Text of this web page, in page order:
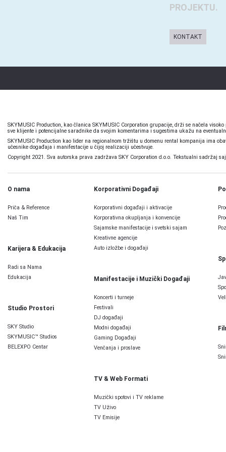
PROJEKTU.
KONTAKT
SKYMUSIC Production, kao članica SKYMUSIC Corporation grupacije, drži se načela
sve klijente i potencijalne saradnike da svojim komentarima i sugestima ukažu na
SKYMUSIC Production kao lider na regionalnom tržištu u domenu rental kompanija ima
učesnike događaja i manifestacije u čijoj realizaciji učestvuje.
Copyright 2021. Sva autorska prava zadržava SKY Corporation d.o.o. Tekstualni sadržaj
O nama
Priča & Reference
Naš Tim
Karijera & Edukacija
Radi sa Nama
Edukacija
Studio Prostori
SKY Studio
SKYMUSIC™ Studios
BELEXPO Centar
Korporativni Događaji
Korporativni događaji i aktivacije
Korporativna okupljanja i konvencije
Sajamske manifestacije i svetski sajam
Kreativne agencije
Auto izložbe i događaji
Manifestacije i Muzički Događaji
Koncerti i turneje
Festivali
DJ događaji
Modni događaji
Gaming Događaji
Venčanja i proslave
TV & Web Formati
Muzički spotovi i TV reklame
TV Uživo
TV Emisije